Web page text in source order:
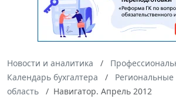
Новости и аналитика
Календарь бухгалтера
Региональные
область
Навигатор. Апрель 2012